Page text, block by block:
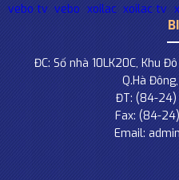
vebo tv vebo xoilac xoilac tv
ĐC: Số nhà 10LK20C, Khu
Q.Hà
ĐT: (84-
Fax: (84-
Email: